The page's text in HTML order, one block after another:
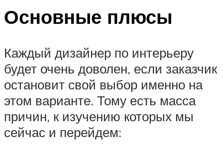
Основные плюсы
Каждый дизайнер по интерьеру
будет очень доволен, если заказчик
остановит свой выбор именно на
этом варианте. Тому есть масса
причин, к изучению которых мы
сейчас и перейдем: